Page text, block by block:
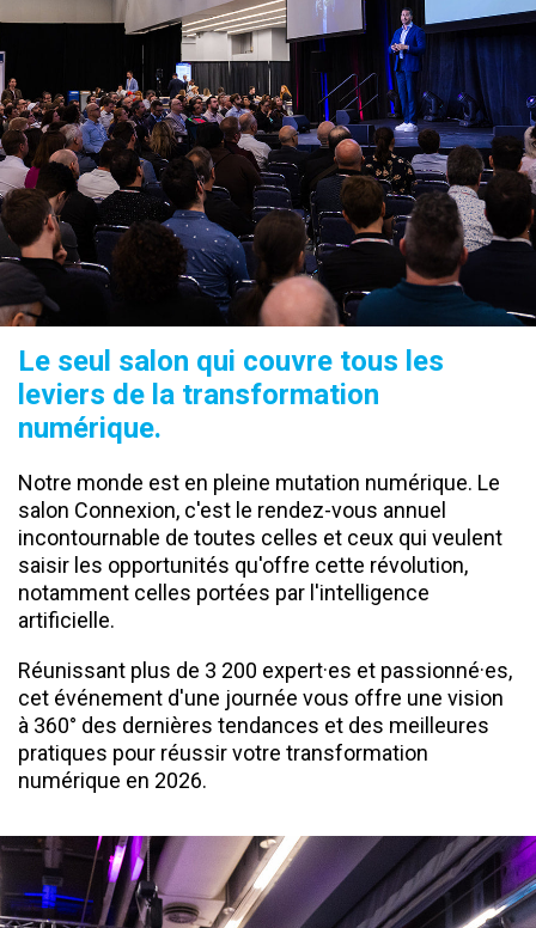
Le seul salon qui couvre tous les
leviers de la transformation
numérique.
Notre monde est en pleine mutation numérique. Le
salon Connexion, c'est le rendez-vous annuel
incontournable de toutes celles et ceux qui veulent
saisir les opportunités qu'offre cette révolution,
notamment celles portées par l'intelligence
artificielle.
Réunissant plus de 3 200 expert·es et passionné·es,
cet événement d'une journée vous offre une vision
à 360° des dernières tendances et des meilleures
pratiques pour réussir votre transformation
numérique en 2026.